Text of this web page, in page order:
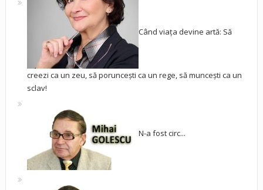
Când viața devine artă: Să
creezi ca un zeu, să poruncești ca un rege, să muncești ca un
sclav!
N-a fost circ...